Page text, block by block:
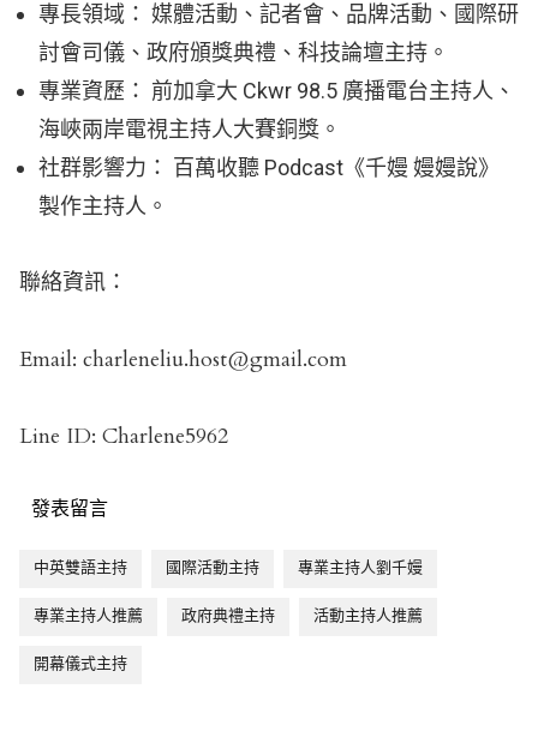
專長領域： 媒體活動、記者會、品牌活動、國際研
討會司儀、政府頒獎典禮、科技論壇主持。
專業資歷： 前加拿大 Ckwr 98.5 廣播電台主持人、
海峽兩岸電視主持人大賽銅獎。
社群影響力： 百萬收聽 Podcast《千嫚 嫚嫚說》
製作主持人。
聯絡資訊：
Email: charleneliu.host@gmail.com
Line ID: Charlene5962
發表留言
中英雙語主持 國際活動主持 專業主持人劉千嫚
專業主持人推薦 政府典禮主持 活動主持人推薦
開幕儀式主持